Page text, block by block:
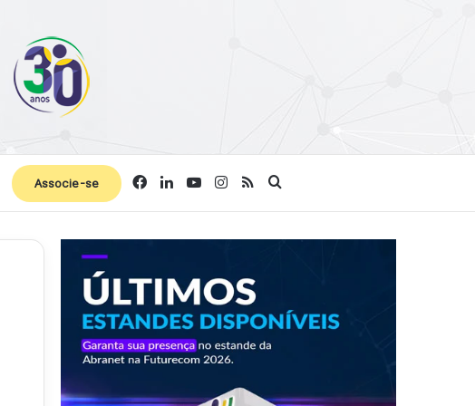
Associe-se FacebookLinkedinYouTubeInstagram
RSS